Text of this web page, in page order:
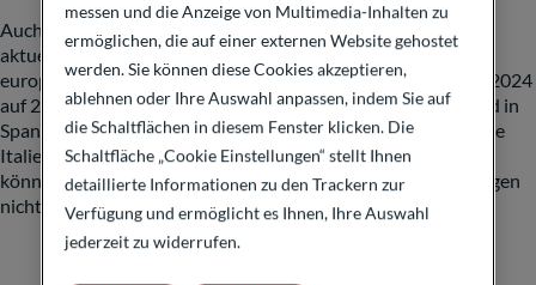
Auch die regionale Spreizung der Inflation im Euroraum ist
aktuell ungewöhnlich hoch. Für Deutschland beziffert das
europäische Statistikamt Eurostat die Inflationsrate im Mai 2024
auf 2,8 Prozent. In Belgien jedoch liegt sie bei 4,9 Prozent und in
Spanien bei 3,8 Prozent. Am unteren Ende liegt beispielsweise
Italien mit nur 0,8 Prozent. Diese regionalen Unterschiede
können die europäischen Geldpolitiker in ihren Entscheidungen
nicht vollkommen ausblenden.
messen und die Anzeige von Multimedia-Inhalten zu
ermöglichen, die auf einer externen Website gehostet
werden. Sie können diese Cookies akzeptieren,
ablehnen oder Ihre Auswahl anpassen, indem Sie auf
die Schaltflächen in diesem Fenster klicken. Die
Schaltfläche „Cookie Einstellungen“ stellt Ihnen
detaillierte Informationen zu den Trackern zur
Verfügung und ermöglicht es Ihnen, Ihre Auswahl
jederzeit zu widerrufen.